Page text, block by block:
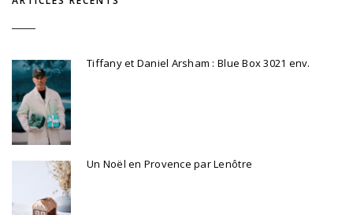
Tiffany et Daniel Arsham : Blue Box 3021 env.
Un Noël en Provence par Lenôtre